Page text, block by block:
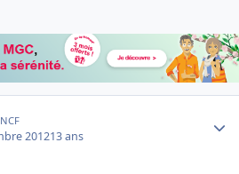
201213 ans